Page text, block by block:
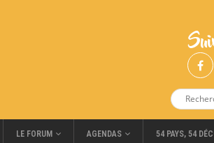
LE FORUM AGENDAS 54 PAYS, 54